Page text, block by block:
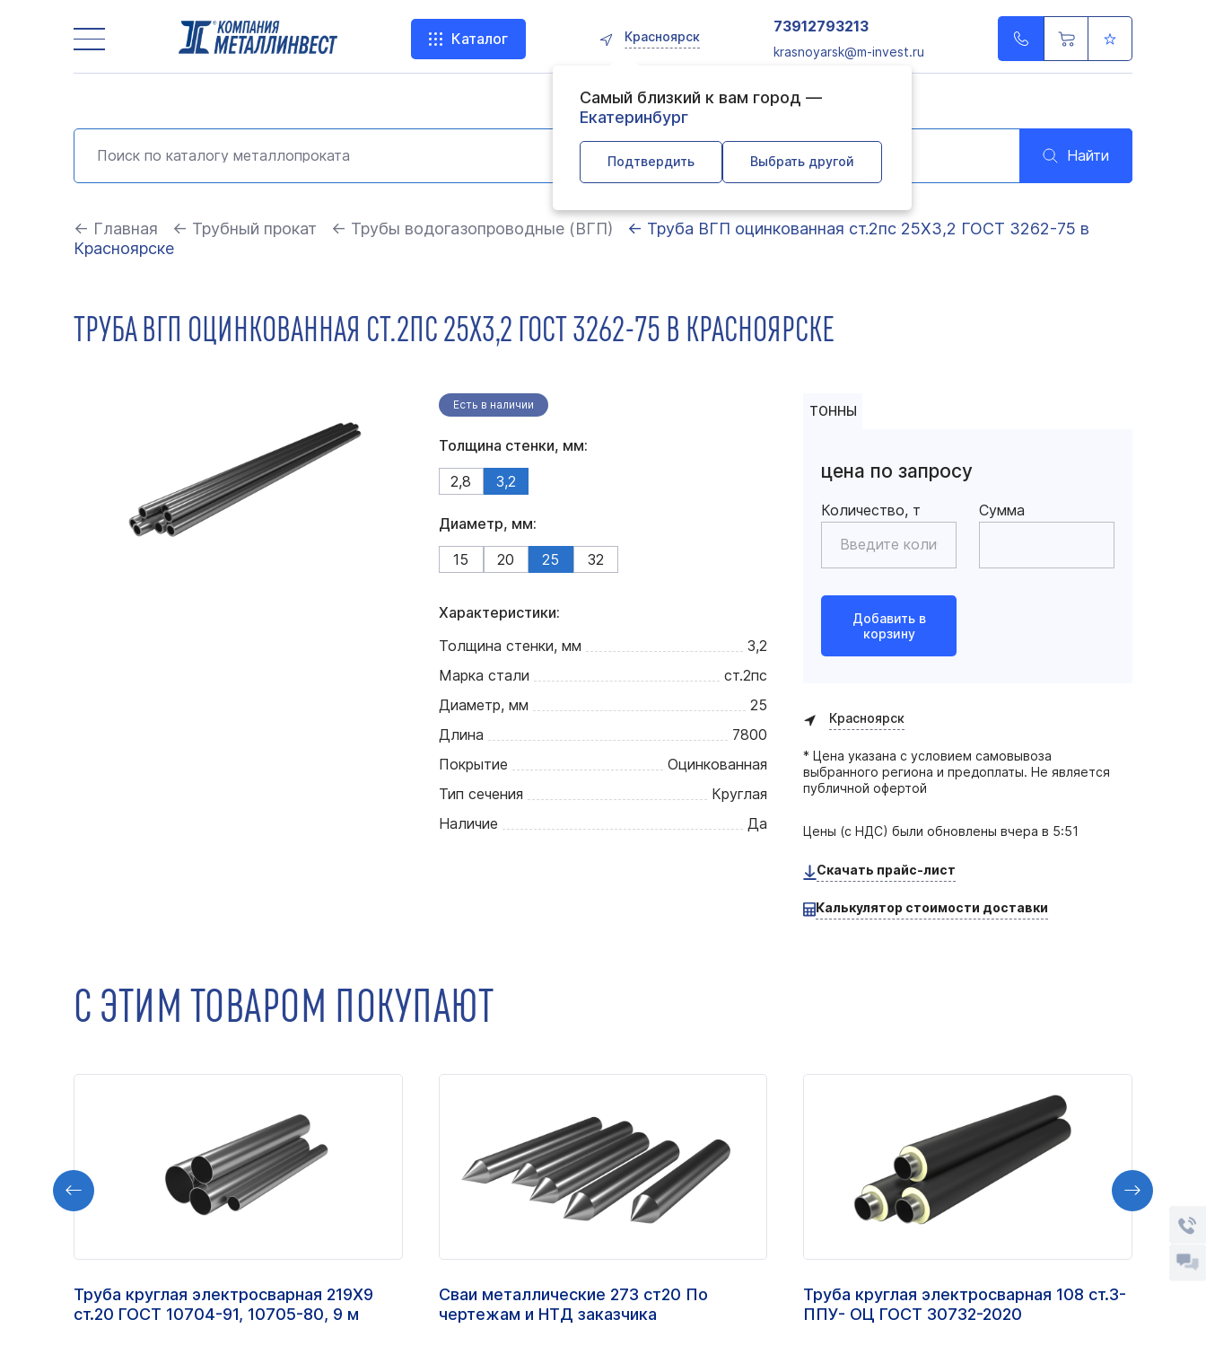
Каталог Красноярск
Самый близкий к вам город —
Екатеринбург
Подтвердить Выбрать другой
73912793213
krasnoyarsk@m-invest.ru
Найти
← Главная ← Трубный прокат ← Трубы водогазопроводные (ВГП)
← Труба ВГП оцинкованная ст.2пс 25Х3,2 ГОСТ 3262-75 в
Красноярске
ТРУБА ВГП ОЦИНКОВАННАЯ СТ.2ПС 25Х3,2 ГОСТ 3262-75 В КРАСНОЯРСКЕ
Есть в наличии
Толщина стенки, мм:
2,8
3,2
Диаметр, мм:
15
20 25 32
Характеристики:
Толщина стенки, мм
3,2
Марка стали
ст.2пс
Диаметр, мм
25
Длина
7800
Покрытие
Оцинкованная
Тип сечения
Круглая
Наличие
Да
ТОННЫ
цена по запросу
Количество, т Сумма
Добавить в
корзину
Красноярск
* Цена указана с условием самовывоза
выбранного региона и предоплаты. Не является
публичной офертой
Цены (с НДС) были обновленывчера в 5:51
Скачать прайс-лист
Калькулятор стоимости доставки
С ЭТИМ ТОВАРОМ ПОКУПАЮТ
Труба круглая электросварная 219Х9
ст.20 ГОСТ 10704-91, 10705-80, 9 м
Сваи металлические 273 ст20 По
чертежам и НТД заказчика
Труба круглая электросварная 108 ст.3-
ППУ- ОЦ ГОСТ 30732-2020